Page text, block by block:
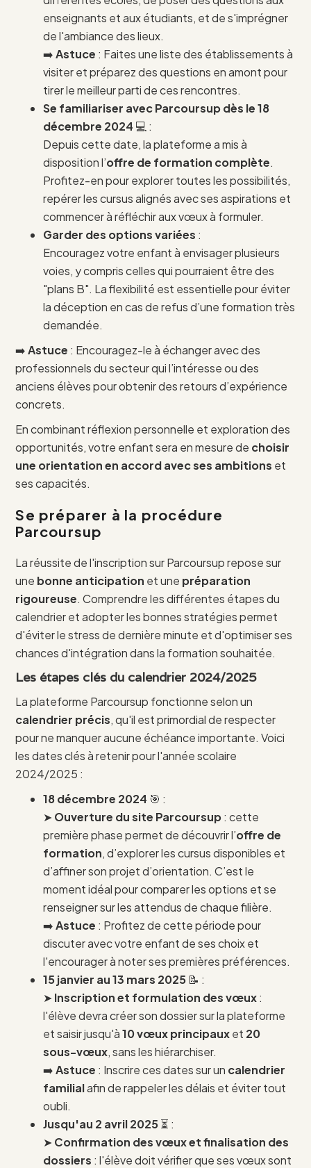
enseignants et aux étudiants, et de s'imprégner
de l'ambiance des lieux.
➡️Astuce : Faites une liste des établissements à
visiter et préparez des questions en amont pour
tirer le meilleur parti de ces rencontres.
Se familiariser avec Parcoursup dès le 18
décembre 2024 💻 :
Depuis cette date, la plateforme a mis à
disposition l’offre de formation complète.
Profitez-en pour explorer toutes les possibilités,
repérer les cursus alignés avec ses aspirations et
commencer à réfléchir aux vœux à formuler.
Garder des options variées :
Encouragez votre enfant à envisager plusieurs
voies, y compris celles qui pourraient être des
"plans B". La flexibilité est essentielle pour éviter
la déception en cas de refus d’une formation très
demandée.
➡️Astuce : Encouragez-le à échanger avec des
professionnels du secteur qui l’intéresse ou des
anciens élèves pour obtenir des retours d’expérience
concrets.
En combinant réflexion personnelle et exploration des
opportunités, votre enfant sera en mesure de choisir
une orientation en accord avec ses ambitions et
ses capacités.
Se préparer à la procédure
Parcoursup
La réussite de l'inscription sur Parcoursup repose sur
une bonne anticipation et une préparation
rigoureuse. Comprendre les différentes étapes du
calendrier et adopter les bonnes stratégies permet
d'éviter le stress de dernière minute et d'optimiser ses
chances d'intégration dans la formation souhaitée.
Les étapes clés du calendrier 2024/2025
La plateforme Parcoursup fonctionne selon un
calendrier précis, qu'il est primordial de respecter
pour ne manquer aucune échéance importante. Voici
les dates clés à retenir pour l'année scolaire
2024/2025 :
18 décembre 2024 🎯 :
➤ Ouverture du site Parcoursup: cette
première phase permet de découvrir l’offre de
formation, d’explorer les cursus disponibles et
d’affiner son projet d’orientation. C’est le
moment idéal pour comparer les options et se
renseigner sur les attendus de chaque filière.
➡️Astuce : Profitez de cette période pour
discuter avec votre enfant de ses choix et
l'encourager à noter ses premières préférences.
15 janvier au 13 mars 2025 📝 :
➤ Inscription et formulation des vœux:
l'élève devra créer son dossier sur la plateforme
et saisir jusqu'à10 vœux principauxet 20
sous-vœux, sans les hiérarchiser.
➡️Astuce : Inscrire ces dates sur un calendrier
familialafin de rappeler les délais et éviter tout
oubli.
Jusqu'au 2 avril 2025⏳ :
➤ Confirmation des vœux et finalisation des
dossiers : l'élève doit vérifier que ses vœux sont